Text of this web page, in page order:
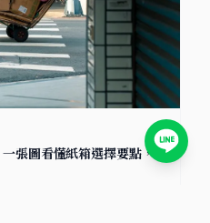
張圖看懂紙箱選擇要點，